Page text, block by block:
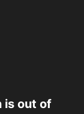
is out of